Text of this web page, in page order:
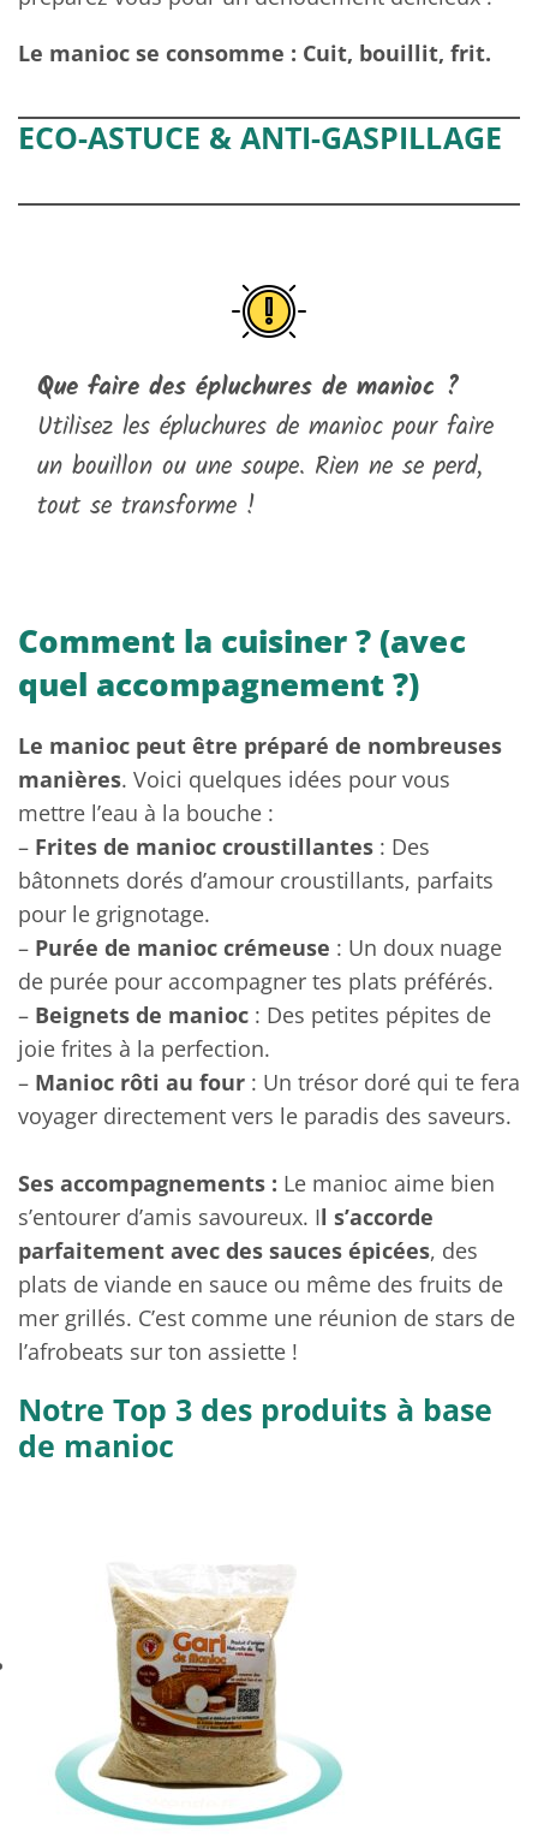
Le manioc se consomme : Cuit, bouillit, frit.
ECO-ASTUCE & ANTI-GASPILLAGE
Que faire des épluchures de manioc ?
Utilisez les épluchures de manioc pour faire
un bouillon ou une soupe. Rien ne se perd,
tout se transforme !
Comment la cuisiner ? (avec
quel accompagnement ?)
Le manioc peut être préparé de nombreuses
manières. Voici quelques idées pour vous
mettre l’eau à la bouche :
– Frites de manioc croustillantes : Des
bâtonnets dorés d’amour croustillants, parfaits
pour le grignotage.
– Purée de manioc crémeuse : Un doux nuage
de purée pour accompagner tes plats préférés.
– Beignets de manioc : Des petites pépites de
joie frites à la perfection.
– Manioc rôti au four : Un trésor doré qui te fera
voyager directement vers le paradis des saveurs.
Ses accompagnements : Le manioc aime bien
s’entourer d’amis savoureux. Il s’accorde
parfaitement avec des sauces épicées, des
plats de viande en sauce ou même des fruits de
mer grillés. C’est comme une réunion de stars de
l’afrobeats sur ton assiette !
Notre Top 3 des produits à base
de manioc